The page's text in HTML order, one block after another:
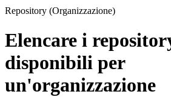
Repository (Organizzazione)
Elencare i
disponibili per
un'organizzazione